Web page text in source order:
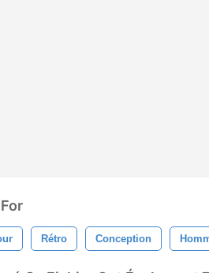
Rétro Conception